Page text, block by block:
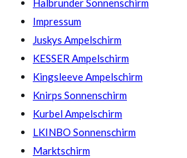
Halbrunder Sonnenschirm
Impressum
Juskys Ampelschirm
KESSER Ampelschirm
Kingsleeve Ampelschirm
Knirps Sonnenschirm
Kurbel Ampelschirm
LKINBO Sonnenschirm
Marktschirm